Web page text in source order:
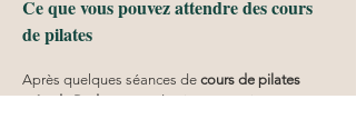
Ce que vous pouvez attendre des cours
de pilates
Après quelques séances de cours de pilates
près du Redon, vous devriez ressentir une